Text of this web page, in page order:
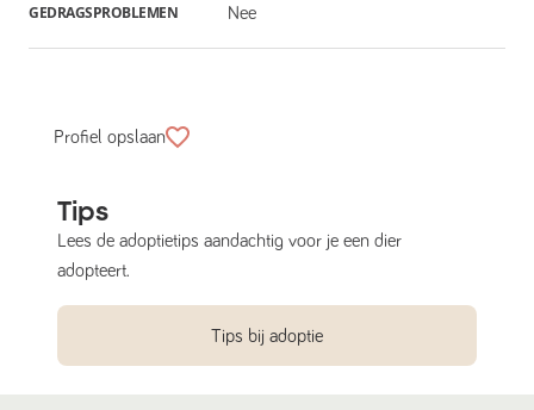
GEDRAGSPROBLEMEN Nee
Profiel opslaan
Tips
Lees de adoptietips aandachtig voor je een dier
adopteert.
Tips bij adoptie